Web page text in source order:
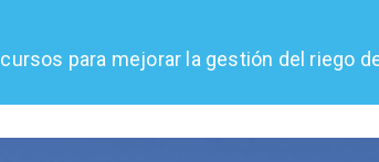
para mejorar la gestión del riego